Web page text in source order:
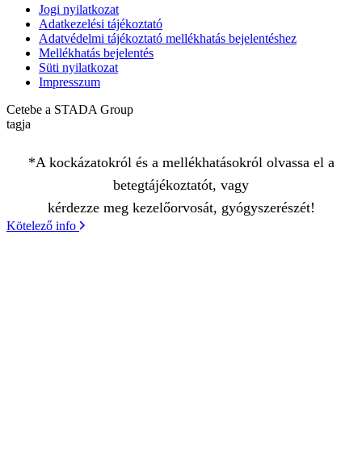
Jogi nyilatkozat
Adatkezelési tájékoztató
Adatvédelmi tájékoztató mellékhatás bejelentéshez
Mellékhatás bejelentés
Süti nyilatkozat
Impresszum
Cetebe a STADA Group
tagja
*A kockázatokról és a mellékhatásokról olvassa el a
betegtájékoztatót, vagy
kérdezze meg kezelőorvosát, gyógyszerészét!
Kötelező info